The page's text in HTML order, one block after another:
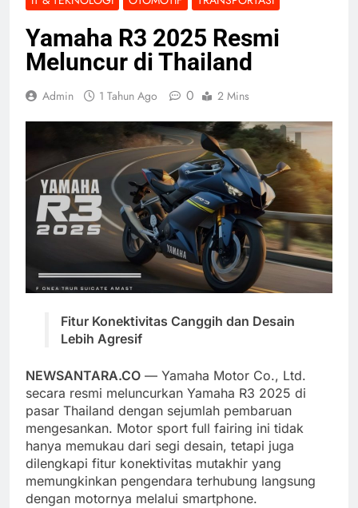
Yamaha R3 2025 Resmi
Meluncur di Thailand
Admin 1 Tahun Ago 0 2 Mins
Fitur Konektivitas Canggih dan Desain
Lebih Agresif
NEWSANTARA.CO — Yamaha Motor Co., Ltd.
secara resmi meluncurkan Yamaha R3 2025 di
pasar Thailand dengan sejumlah pembaruan
mengesankan. Motor sport full fairing ini tidak
hanya memukau dari segi desain, tetapi juga
dilengkapi fitur konektivitas mutakhir yang
memungkinkan pengendara terhubung langsung
dengan motornya melalui smartphone.